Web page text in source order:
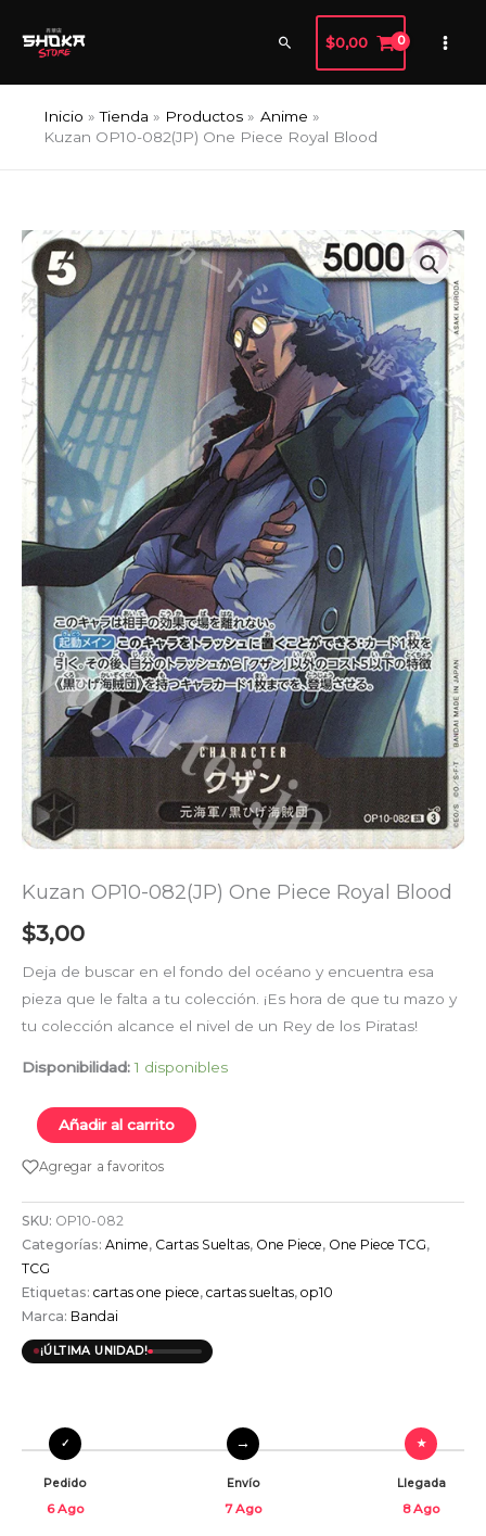
Buscar
$0,00
Inicio Tienda Productos
Anime
Kuzan OP10-082(JP) One Piece Royal Blood
Kuzan OP10-082(JP) One Piece Royal Blood
$3,00
Deja de buscar en el fondo del océano y encuentra esa
pieza que le falta a tu colección. ¡Es hora de que tu mazo y
tu colección alcance el nivel de un Rey de los Piratas!
Disponibilidad: 1 disponibles
Kuzan
OP10-
082(JP)
One
Piece
Royal
Blood
cantidad
Añadir al carrito
Agregar a favoritos
SKU: OP10-082
Categorías: Anime, Cartas Sueltas, One Piece, One Piece TCG,
TCG
Etiquetas: cartas one piece, cartas sueltas, op10
Marca: Bandai
¡ÚLTIMA UNIDAD!
Pedido
6 Ago
Envío
7 Ago
Llegada
8 Ago